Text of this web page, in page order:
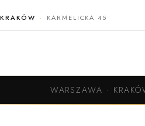
KRAKÓW KARMELICKA 45
WARSZAWA ·